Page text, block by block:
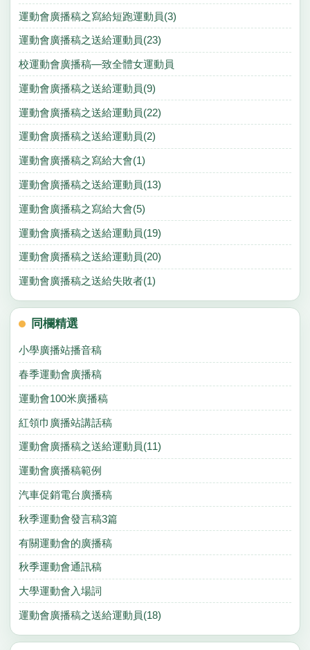
運動會廣播稿之寫給短跑運動員(3)
運動會廣播稿之送給運動員(23)
校運動會廣播稿—致全體女運動員
運動會廣播稿之送給運動員(9)
運動會廣播稿之送給運動員(22)
運動會廣播稿之送給運動員(2)
運動會廣播稿之寫給大會(1)
運動會廣播稿之送給運動員(13)
運動會廣播稿之寫給大會(5)
運動會廣播稿之送給運動員(19)
運動會廣播稿之送給運動員(20)
運動會廣播稿之送給失敗者(1)
同欄精選
小學廣播站播音稿
春季運動會廣播稿
運動會100米廣播稿
紅領巾廣播站講話稿
運動會廣播稿之送給運動員(11)
運動會廣播稿範例
汽車促銷電台廣播稿
秋季運動會發言稿3篇
有關運動會的廣播稿
秋季運動會通訊稿
大學運動會入場詞
運動會廣播稿之送給運動員(18)